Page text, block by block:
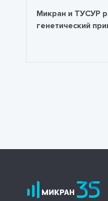
Микран и ТУСУР
генетический